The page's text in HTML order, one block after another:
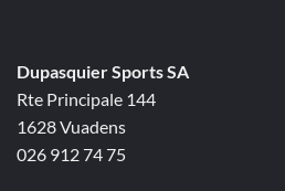
Dupasquier Sports SA
Rte Principale 144
1628 Vuadens
026 912 74 75